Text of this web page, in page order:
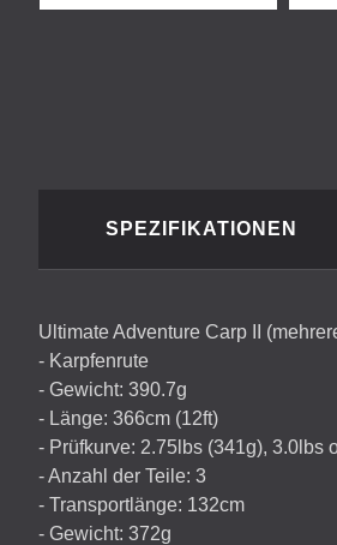
SPEZIFIKATIONEN
Ultimate Adventure Carp II
- Karpfenrute
- Gewicht: 390.7g
- Länge: 366cm (12ft)
- Prüfkurve: 2.75lbs (341g), 3.0lbs
- Anzahl der Teile: 3
- Transportlänge: 132cm
- Gewicht: 372g